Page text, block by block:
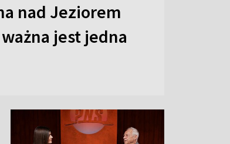
nad Jeziorem
jest jedna